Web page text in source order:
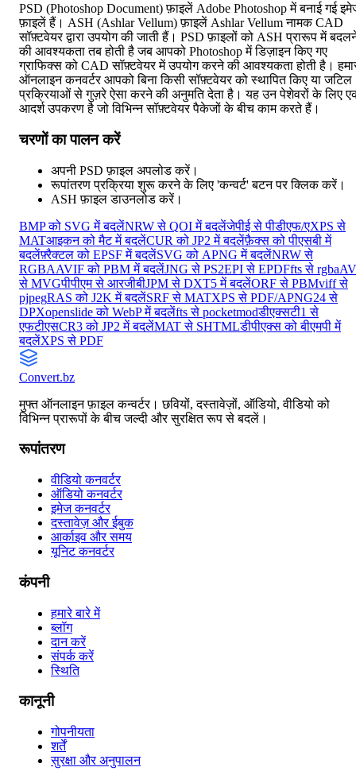
PSD (Photoshop Document) फ़ाइलें Adobe Photoshop में बनाई गई
फ़ाइलें हैं। ASH (Ashlar Vellum) फ़ाइलें Ashlar Vellum नामक CAD
सॉफ़्टवेयर द्वारा उपयोग की जाती हैं। PSD फ़ाइलों को ASH प्रारूप में
की आवश्यकता तब होती है जब आपको Photoshop में डिज़ाइन किए गए
ग्राफिक्स को CAD सॉफ़्टवेयर में उपयोग करने की आवश्यकता होती है।
ऑनलाइन कनवर्टर आपको बिना किसी सॉफ़्टवेयर को स्थापित किए या जटिल
प्रक्रियाओं से गुज़रे ऐसा करने की अनुमति देता है। यह उन पेशेवरों के लिए
आदर्श उपकरण है जो विभिन्न सॉफ़्टवेयर पैकेजों के बीच काम करते हैं।
चरणों का पालन करें
अपनी PSD फ़ाइल अपलोड करें।
रूपांतरण प्रक्रिया शुरू करने के लिए 'कन्वर्ट' बटन पर क्लिक करें।
ASH फ़ाइल डाउनलोड करें।
BMP को SVG में बदलेंNRW से QOI में बदलेंजेपीई से पीडीएफ/एXPS से
MATआइकन को मैट में बदलेंCUR को JP2 में बदलेंफ़ैक्स को पीएसबी में
बदलेंफ़्रैक्टल को EPSF में बदलेंSVG को APNG में बदलेंNRW से
RGBAAVIF को PBM में बदलेंJNG से PS2EPI से EPDFfts से rgba
से MVGपीपीएम से आरजीबीJPM से DXT5 में बदलेंORF से PBMviff से
pjpegRAS को J2K में बदलेंSRF से MATXPS से PDF/APNG24 से
DPXopenslide को WebP में बदलेंfts से pocketmodडीएक्सटी1 से
एफटीएसCR3 को JP2 में बदलेंMAT से SHTMLडीपीएक्स को बीएमपी में
बदलेंXPS से PDF
Convert.bz
मुफ्त ऑनलाइन फ़ाइल कन्वर्टर। छवियों, दस्तावेज़ों, ऑडियो, वीडियो को
विभिन्न प्रारूपों के बीच जल्दी और सुरक्षित रूप से बदलें।
रूपांतरण
वीडियो कनवर्टर
ऑडियो कनवर्टर
इमेज कनवर्टर
दस्तावेज़ और ईबुक
आर्काइव और समय
यूनिट कनवर्टर
कंपनी
हमारे बारे में
ब्लॉग
दान करें
संपर्क करें
स्थिति
कानूनी
गोपनीयता
शर्तें
सुरक्षा और अनुपालन